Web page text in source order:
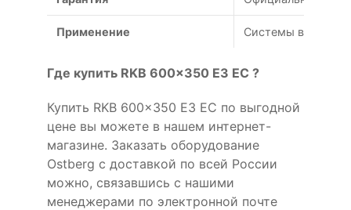
Применение Системы
Где купить RKB 600x350 E3 EC ?
Купить RKB 600x350 E3 EC по выгодной
цене вы можете в нашем интернет-
магазине. Заказать оборудование
Ostberg с доставкой по всей России
можно, связавшись с нашими
менеджерами по электронной почте